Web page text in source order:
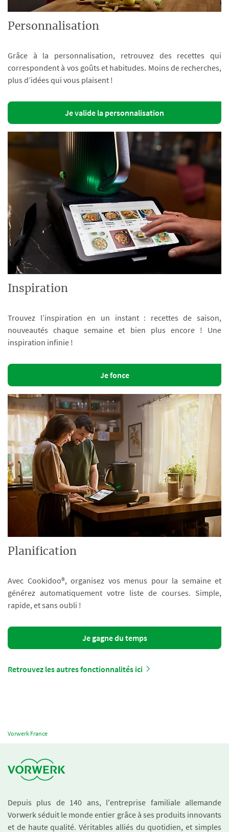
Personnalisation
Grâce à la personnalisation, retrouvez des recettes qui
correspondent à vos goûts et habitudes. Moins de recherches,
plus d’idées qui vous plaisent !
Je valide la personnalisation
Inspiration
Trouvez l’inspiration en un instant : recettes de saison,
nouveautés chaque semaine et bien plus encore ! Une
inspiration infinie !
Je fonce
Planification
Avec Cookidoo®, organisez vos menus pour la semaine et
générez automatiquement votre liste de courses. Simple,
rapide, et sans oubli !
Je gagne du temps
Retrouvez les autres fonctionnalités ici
Vorwerk France
Depuis plus de 140 ans, l'entreprise familiale allemande
Vorwerk séduit le monde entier grâce à ses produits innovants
et de haute qualité. Véritables alliés du quotidien, et simples